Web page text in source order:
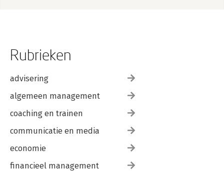
Rubrieken
advisering
algemeen management
coaching en trainen
communicatie en media
economie
financieel management